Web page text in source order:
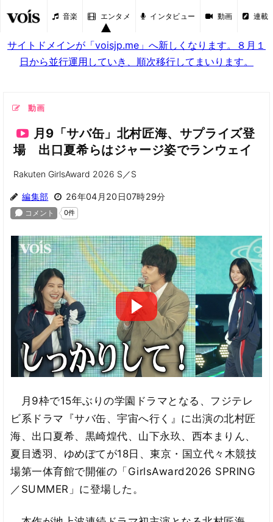
音楽 エンタメ インタビュー 動画 連載
サイトドメインが「voisjp.me」へ新しくなります。８月１
日から並行運用していき、順次移行してまいります。
動画
月9「サバ缶」北村匠海、サプライズ登
場 出口夏希らはジャージ姿でランウェイ
Rakuten GirlsAward 2026 S／S
編集部 26年04月20日07時29分
月9枠で15年ぶりの学園ドラマとなる、フジテレ
ビ系ドラマ『サバ缶、宇宙へ行く』に出演の北村匠
海、出口夏希、黒崎煌代、山下永玖、西本まりん、
夏目透羽、ゆめぽてが18日、東京・国立代々木競技
場第一体育館で開催の「GirlsAward2026 SPRING
／SUMMER」に登場した。